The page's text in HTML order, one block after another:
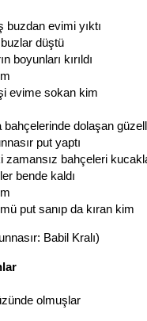
buzdan evimi yıktı
düştü
boyunları kırıldı
evime sokan kim
bahçelerinde dolaşan
put yaptı
zamansız bahçeleri
bende kaldı
put sanıp da kıran kim
Babil Kralı)
olmuşlar